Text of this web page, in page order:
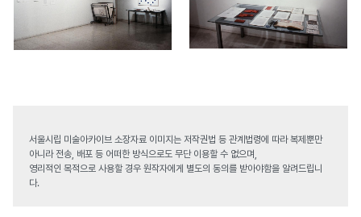
서울시립 미술아카이브 소장자료 이미지는 저작권법 등 관계법령에 따라 복제뿐만
아니라 전송, 배포 등 어떠한 방식으로도 무단 이용할 수 없으며,
영리적인 목적으로 사용할 경우 원작자에게 별도의 동의를 받아야함을 알려드립니
다.